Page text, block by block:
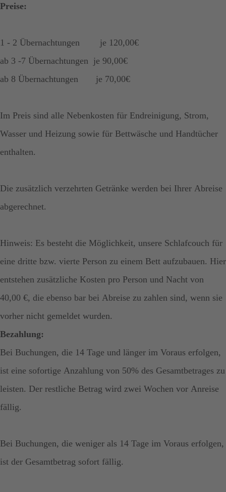
Preise:
1 - 2 Übernachtungen je 120,00€
ab 3 -7 Übernachtungen je 90,00€
ab 8 Übernachtungen je 70,00€
Im Preis sind alle Nebenkosten für Endreinigung, Strom,
Wasser und Heizung sowie für Bettwäsche und Handtücher
enthalten.
Die zusätzlich verzehrten Getränke werden bei Ihrer Abreise
abgerechnet.
Hinweis: Es besteht die Möglichkeit, unsere Schlafcouch für
eine dritte bzw. vierte Person zu einem Bett aufzubauen. Hier
entstehen zusätzliche Kosten pro Person und Nacht von
40,00 €, die ebenso bar bei Abreise zu zahlen sind, wenn sie
vorher nicht gemeldet wurden.
Bezahlung:
Bei Buchungen, die 14 Tage und länger im Voraus erfolgen,
ist eine sofortige Anzahlung von 50% des Gesamtbetrages zu
leisten. Der restliche Betrag wird zwei Wochen vor Anreise
fällig.
Bei Buchungen, die weniger als 14 Tage im Voraus erfolgen,
ist der Gesamtbetrag sofort fällig.